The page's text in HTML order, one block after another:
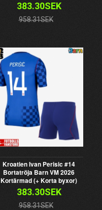
383.30SEK
958.31SEK
Kroatien Ivan Perisic #14
Bortatröja Barn VM 2026
Kortärmad (+ Korta byxor)
383.30SEK
958.31SEK